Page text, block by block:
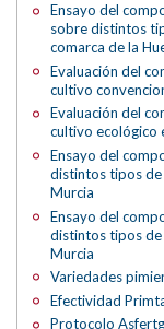
Ensayo del
sobre distintos
comarca de la
Evaluación del
cultivo
Evaluación del
cultivo ecológico
Ensayo del
distintos tipos de
Murcia
Ensayo del
distintos tipos de
Murcia
Variedades
Efectividad
Protocolo